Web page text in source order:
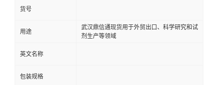
货号
用途
武汉鼎信通现货用于外贸出口、科学研究和试
剂生产等领域
英文名称
包装规格